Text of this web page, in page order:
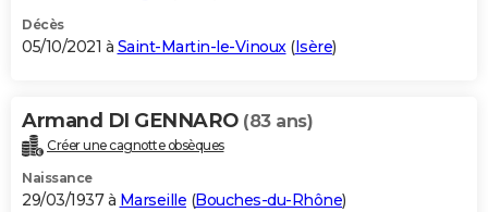
Décès
05/10/2021 à Saint-Martin-le-Vinoux (Isère)
Armand DI GENNARO (83 ans)
Créer une cagnotte obsèques
Naissance
29/03/1937 à Marseille (Bouches-du-Rhône)